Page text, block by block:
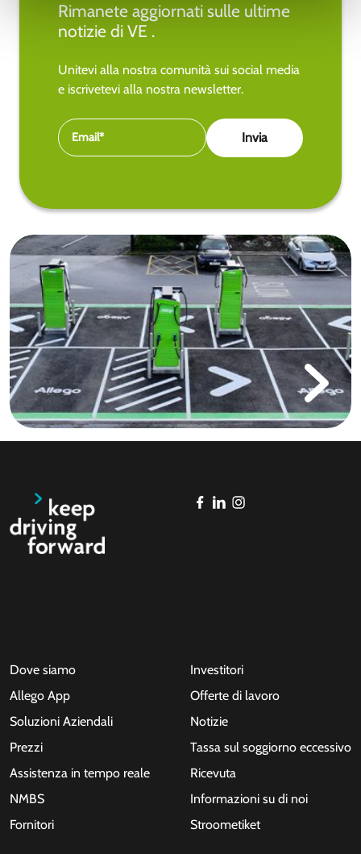
Rimanete aggiornati sulle ultime
notizie di VE .
Unitevi alla nostra comunità sui social media
e iscrivetevi alla nostra newsletter.
Dove siamo
Allego App
Soluzioni Aziendali
Prezzi
Assistenza in tempo reale
NMBS
Fornitori
Investitori
Offerte di lavoro
Notizie
Tassa sul soggiorno eccessivo
Ricevuta
Informazioni su di noi
Stroometiket